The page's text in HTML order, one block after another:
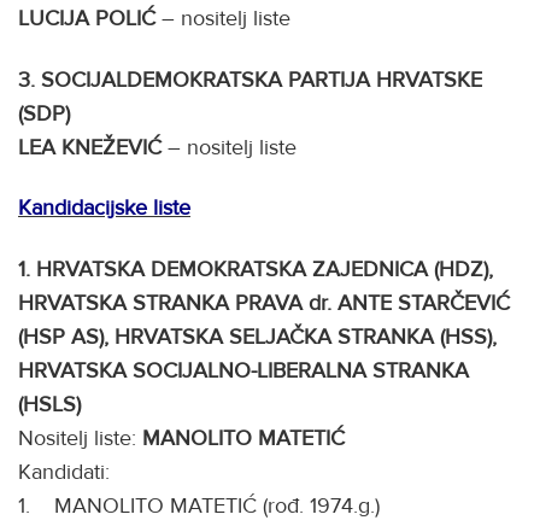
LUCIJA POLIĆ– nositelj liste
3. SOCIJALDEMOKRATSKA PARTIJA HRVATSKE
(SDP)
LEA KNEŽEVIĆ– nositelj liste
Kandidacijske liste
1. HRVATSKA DEMOKRATSKA ZAJEDNICA (HDZ),
HRVATSKA STRANKA PRAVA dr. ANTE STARČEVIĆ
(HSP AS), HRVATSKA SELJAČKA STRANKA (HSS),
HRVATSKA SOCIJALNO-LIBERALNA STRANKA
(HSLS)
Nositelj liste: MANOLITO MATETIĆ
Kandidati:
1. MANOLITO MATETIĆ (rođ. 1974.g.)